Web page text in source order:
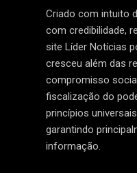
Criado com intuito
com credibilidade,
site Líder Notícias
cresceu além das
compromisso
fiscalização do
princípios
garantindo
informação.